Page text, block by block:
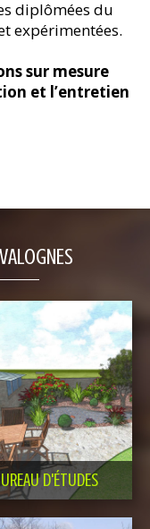
diplômées du
expérimentées.
sur mesure
et l’entretien
D'ÉTUDES